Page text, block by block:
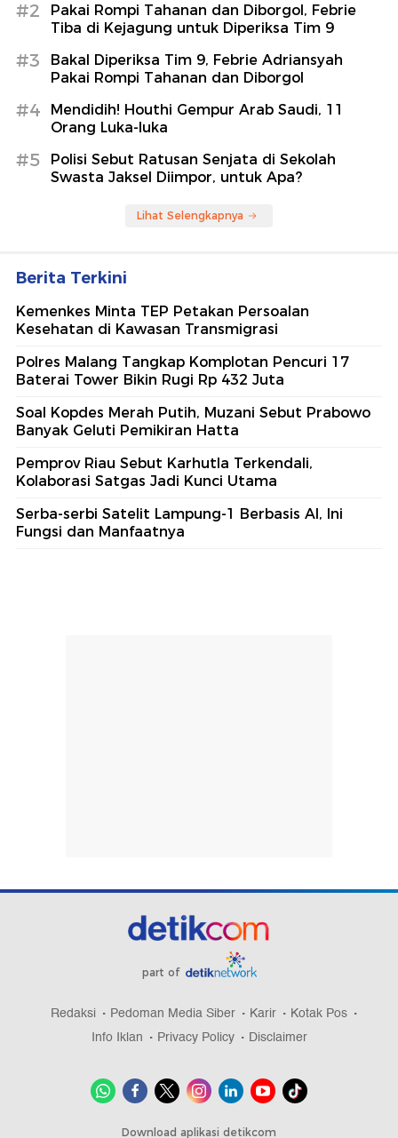
#2
Pakai Rompi Tahanan dan Diborgol, Febrie
Tiba di Kejagung untuk Diperiksa Tim 9
#3
Bakal Diperiksa Tim 9, Febrie Adriansyah
Pakai Rompi Tahanan dan Diborgol
#4
Mendidih! Houthi Gempur Arab Saudi, 11
Orang Luka-luka
#5
Polisi Sebut Ratusan Senjata di Sekolah
Swasta Jaksel Diimpor, untuk Apa?
Lihat Selengkapnya
Berita Terkini
Kemenkes Minta TEP Petakan Persoalan
Kesehatan di Kawasan Transmigrasi
Polres Malang Tangkap Komplotan Pencuri 17
Baterai Tower Bikin Rugi Rp 432 Juta
Soal Kopdes Merah Putih, Muzani Sebut Prabowo
Banyak Geluti Pemikiran Hatta
Pemprov Riau Sebut Karhutla Terkendali,
Kolaborasi Satgas Jadi Kunci Utama
Serba-serbi Satelit Lampung-1 Berbasis AI, Ini
Fungsi dan Manfaatnya
part of
Redaksi Pedoman Media Siber Karir
Kotak Pos
Info Iklan
Privacy Policy Disclaimer
Download aplikasi detikcom